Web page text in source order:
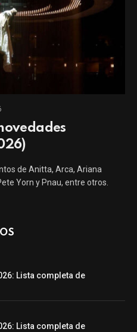
de Anitta, Arca, Ariana
Yorn y Pnau, entre otros.
Lista completa de
Lista completa de